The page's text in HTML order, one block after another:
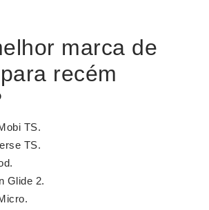
marca de
recém
TS.
TS.
Glide 2.